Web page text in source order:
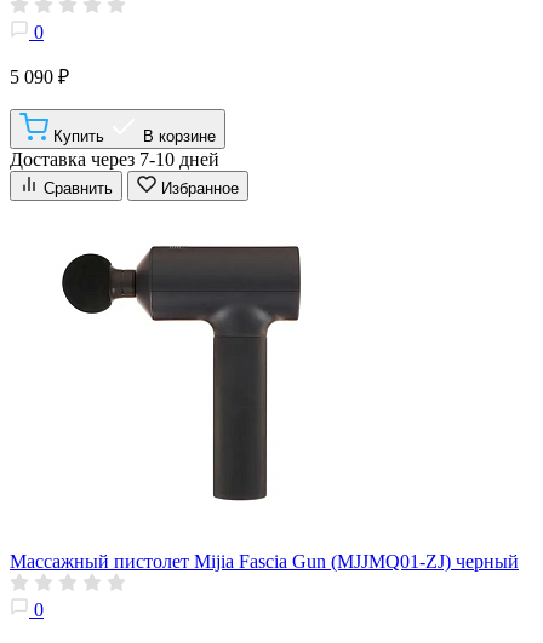
0
5 090 ₽
Купить В корзине
Доставка через 7-10 дней
Сравнить Избранное
Массажный пистолет Mijia Fascia Gun (MJJMQ01-ZJ) черный
0